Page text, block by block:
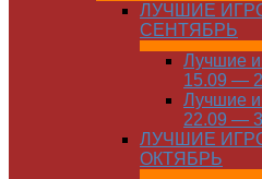
ЛУЧШИЕ
СЕНТЯБРЬ
Лучшие
15.09 —
Лучшие
22.09 —
ЛУЧШИЕ
ОКТЯБРЬ